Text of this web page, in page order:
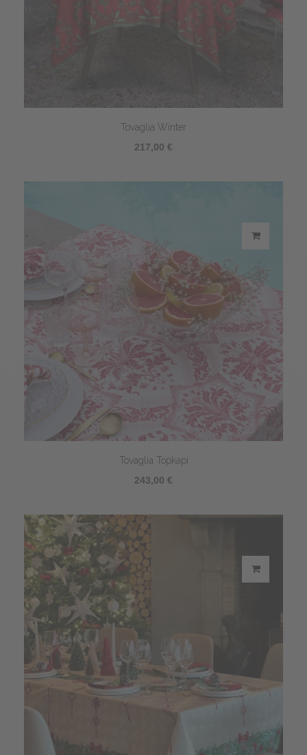
Tovaglia Winter
217,00 €
Tovaglia Topkapi
243,00 €